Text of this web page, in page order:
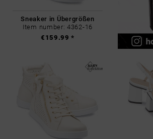
Sneaker in Übergrößen
Item number: 4362-16
€159.99 *